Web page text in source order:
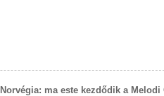
Norvégia: ma este kezdődik a Melodi